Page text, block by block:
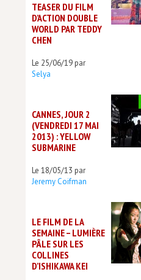
TEASER DU FILM
D’ACTION DOUBLE
WORLD PAR TEDDY
CHEN
Le 25/06/19 par
Selya
CANNES, JOUR 2
(VENDREDI 17 MAI
2013) : YELLOW
SUBMARINE
Le 18/05/13 par
Jeremy Coifman
LE FILM DE LA
SEMAINE – LUMIÈRE
PÂLE SUR LES
COLLINES
D’ISHIKAWA KEI